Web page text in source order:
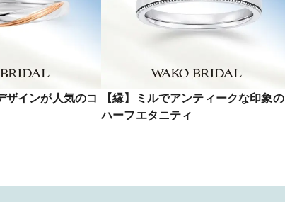
ザインが人気のコ
【縁】ミルでアンティークな印象の
ハーフエタニティ